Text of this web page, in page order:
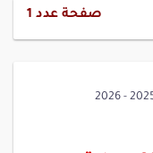
صفحة عدد 1